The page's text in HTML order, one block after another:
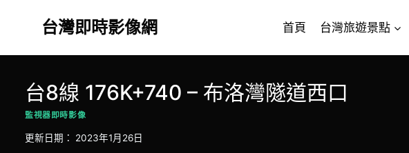
台灣即時影像網 首頁 台灣旅遊景點
台8線 176K+740 – 布洛灣隧道西口
監視器即時影像
更新日期： 2023年1月26日